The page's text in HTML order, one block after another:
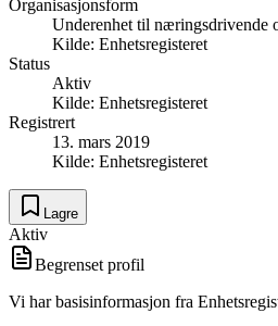
Organisasjonsform
Underenhet til næringsdrivende
Kilde: Enhetsregisteret
Status
Aktiv
Kilde: Enhetsregisteret
Registrert
13. mars 2019
Kilde: Enhetsregisteret
Lagre
Aktiv
Begrenset profil
Vi har basisinformasjon fra